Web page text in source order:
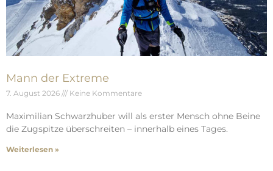
Mann der Extreme
7. August 2026 Keine Kommentare
Maximilian Schwarzhuber will als erster Mensch ohne Beine
die Zugspitze überschreiten – innerhalb eines Tages.
Weiterlesen »